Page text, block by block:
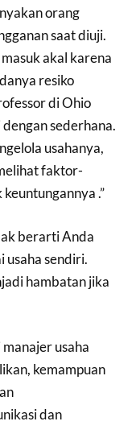
orang
saat diuji.
akal karena
resiko
di Ohio
sederhana.
usahanya,
faktor-
.”
berarti Anda
usaha sendiri.
hambatan jika
usaha
kemampuan
dan